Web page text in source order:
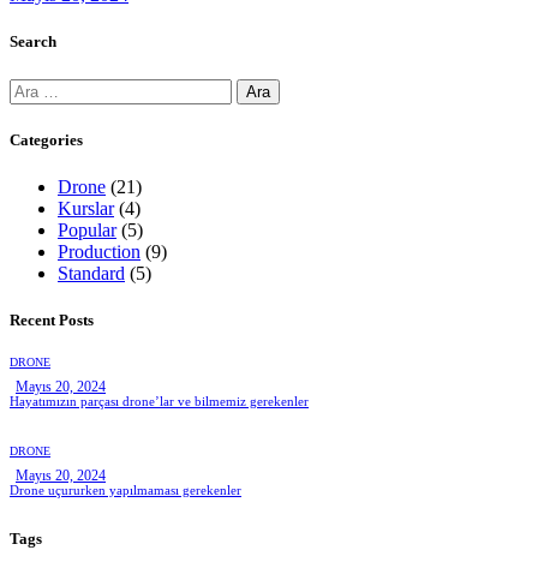
Search
Categories
Drone (21)
Kurslar(4)
Popular(5)
Production (9)
Standard (5)
Recent Posts
DRONE
Mayıs 20, 2024
Hayatımızın parçası drone’lar ve bilmemiz gerekenler
DRONE
Mayıs 20, 2024
Drone uçururken yapılmaması gerekenler
Tags